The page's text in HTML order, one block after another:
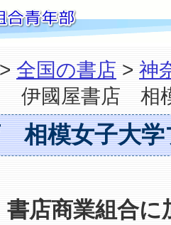
> 全国の書店 > 神
伊國屋書店 相
相模女子大学
書店商業組合